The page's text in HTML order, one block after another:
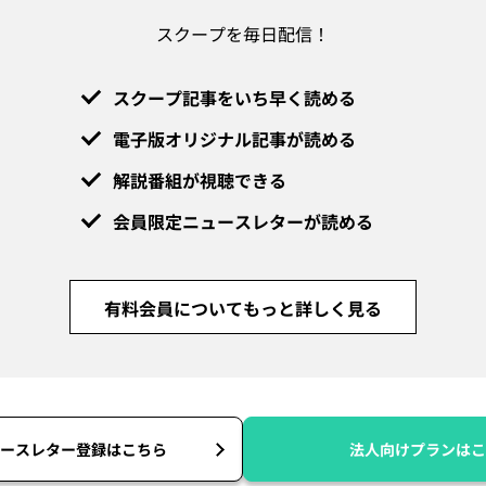
スクープを毎日配信！
スクープ記事をいち早く読める
電子版オリジナル記事が読める
解説番組が視聴できる
会員限定ニュースレターが読める
有料会員についてもっと詳しく見る
スレター登録はこちら 法人向けプランは